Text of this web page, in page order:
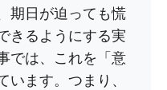
期日が迫っても慌
きるようにする実
では、これを「意
います。つまり、